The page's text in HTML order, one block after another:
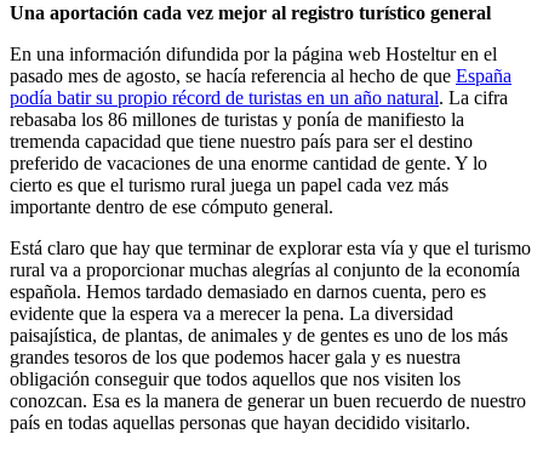
Una aportación cada vez mejor al registro turístico general
En una información difundida por la página web Hosteltur en el
pasado mes de agosto, se hacía referencia al hecho de que España
podía batir su propio récord de turistas en un año natural. La cifra
rebasaba los 86 millones de turistas y ponía de manifiesto la
tremenda capacidad que tiene nuestro país para ser el destino
preferido de vacaciones de una enorme cantidad de gente. Y lo
cierto es que el turismo rural juega un papel cada vez más
importante dentro de ese cómputo general.
Está claro que hay que terminar de explorar esta vía y que el turismo
rural va a proporcionar muchas alegrías al conjunto de la economía
española. Hemos tardado demasiado en darnos cuenta, pero es
evidente que la espera va a merecer la pena. La diversidad
paisajística, de plantas, de animales y de gentes es uno de los más
grandes tesoros de los que podemos hacer gala y es nuestra
obligación conseguir que todos aquellos que nos visiten los
conozcan. Esa es la manera de generar un buen recuerdo de nuestro
país en todas aquellas personas que hayan decidido visitarlo.